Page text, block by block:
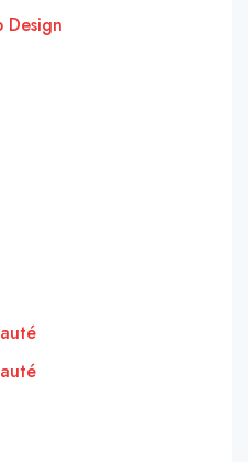
Design